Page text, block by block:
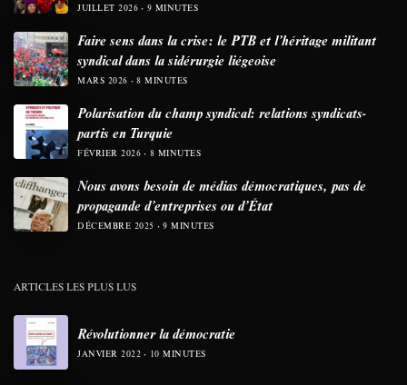
JUILLET 2026 9 MINUTES
Faire sens dans la crise: le PTB et l’héritage militant
syndical dans la sidérurgie liégeoise
MARS 2026 8 MINUTES
Polarisation du champ syndical: relations syndicats-
partis en Turquie
FÉVRIER 2026 8 MINUTES
Nous avons besoin de médias démocratiques, pas de
propagande d’entreprises ou d’État
DÉCEMBRE 2025 9 MINUTES
ARTICLES LES PLUS LUS
Révolutionner la démocratie
JANVIER 2022 10 MINUTES